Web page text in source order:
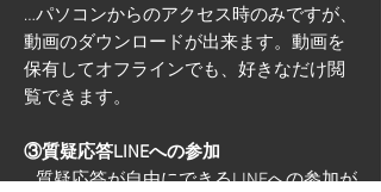
…パソコンからのアクセス時のみですが、
動画のダウンロードが出来ます。動画を
保有してオフラインでも、好きなだけ閲
覧できます。
③質疑応答LINEへの参加
…質疑応答が自由にできるLINEへの参加が